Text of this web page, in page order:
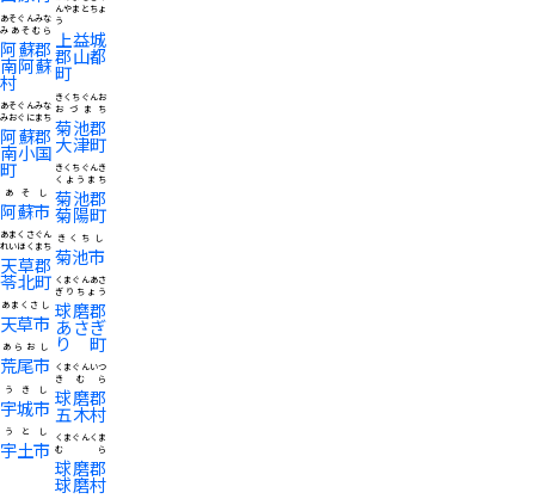
阿蘇郡
南阿蘇
村
あそぐんみな
みあそむら
阿蘇郡
南小国
町
あそぐんみな
みおぐにまち
阿蘇市
あそし
天草郡
苓北町
あまくさぐん
れいほくまち
天草市
あまくさし
荒尾市
あらおし
宇城市
うきし
宇土市
うとし
上益城
郡山都
町
んやまとちょ
う
菊池郡
大津町
きくちぐんお
おづまち
菊池郡
菊陽町
きくちぐんき
くようまち
菊池市
きくちし
球磨郡
あさぎ
り町
くまぐんあさ
ぎりちょう
球磨郡
五木村
くまぐんいつ
きむら
球磨郡
球磨村
くまぐんくま
むら